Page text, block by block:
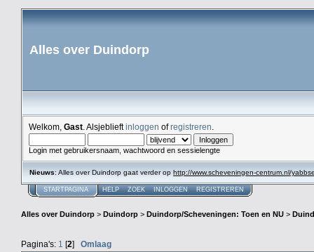
Alles over Duindorp
Welkom, Gast . Alsjeblieftinloggen ofregistreren
Login met gebruikersnaam, wachtwoord en sessielengte
Nieuws: Alles over Duindorp gaat verder op http://www.scheveningen-centrum.nl/
STARTPAGINA HELP ZOEK INLOGGEN REGISTREREN
Alles over Duindorp > Duindorp > Duindorp/Scheveningen: Toen en NU >
Pagina's: 1 [2] Omlaag